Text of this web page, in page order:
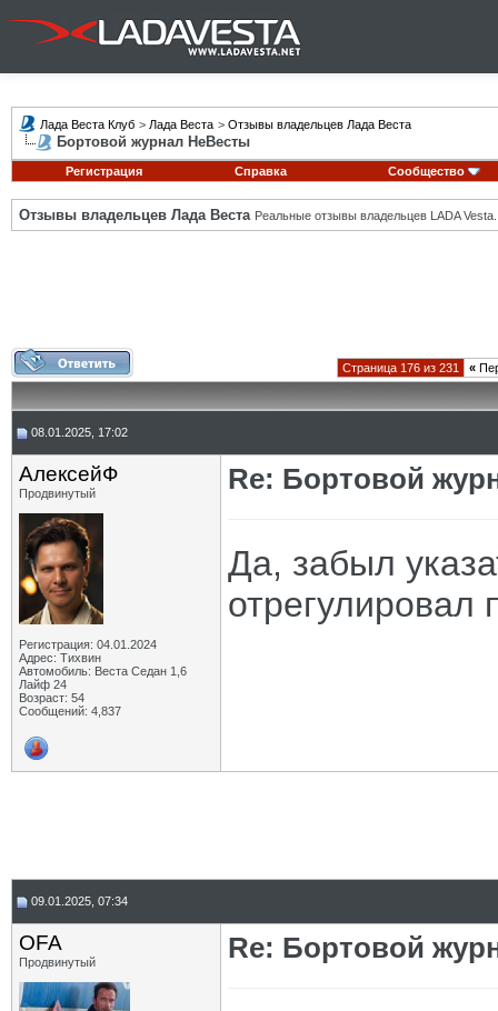
Лада Веста Клуб > Лада Веста > Отзывы владельцев Лада Веста
Бортовой журнал НеВесты
Регистрация Справка Сообщество
Отзывы владельцев Лада Веста Реальные отзывы владельцев LADA Vesta.
Страница 176 из 231 «
08.01.2025, 17:02
АлексейФ
Продвинутый
Регистрация: 04.01.2024
Адрес: Тихвин
Автомобиль: Веста Седан 1,6
Лайф 24
Возраст: 54
Сообщений: 4,837
Re: Бортовой
Да, забыл
отрегулировал
09.01.2025, 07:34
OFA
Продвинутый Re: Бортовой